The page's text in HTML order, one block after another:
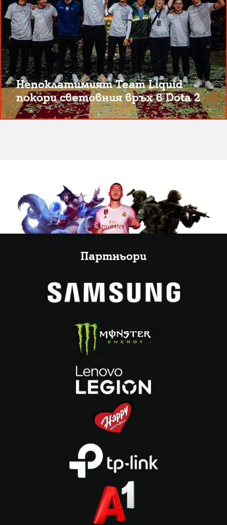
Непоклатимият Team Liquid
покори световния връх в Dota 2
Партньори